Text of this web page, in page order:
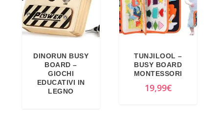
DINORUN BUSY
BOARD –
GIOCHI
EDUCATIVI IN
LEGNO
TUNJILOOL –
BUSY BOARD
MONTESSORI
19,99€